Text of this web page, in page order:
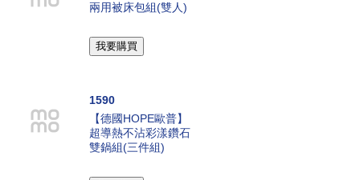
兩用被床包組(雙人)
1590
【德國HOPE歐普】
超導熱不沾彩漾鑽石
雙鍋組(三件組)